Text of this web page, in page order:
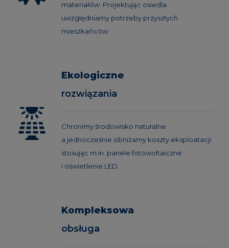
materiałów. Projektując osiedla
uwzględniamy potrzeby przyszłych
mieszkańców.
Ekologiczne
rozwiązania
Chronimy środowisko naturalne
a jednocześnie obniżamy koszty eksploatacji
stosując m.in. panele fotowoltaiczne
i oświetlenie LED.
Kompleksowa
obsługa